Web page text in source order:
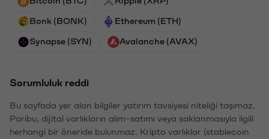
Bonk (BONK) Ethereum (ETH)
Synapse (SYN) Avalanche (AVAX)
Sorumluluk reddi
Bu sayfada yer alan bilgiler yatırım tavsiyesi niteliği taşımaz.
Paribu, dijital varlıkların alım-satımı veya saklanmasıyla ilgili
herhangi bir öneride bulunmaz. Kripto varlıklar (stablecoin